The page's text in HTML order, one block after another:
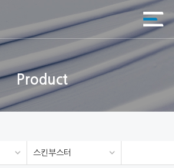
Product
스킨부스터